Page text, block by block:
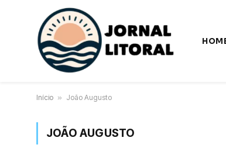
Início » João Augusto
JOÃO AUGUSTO